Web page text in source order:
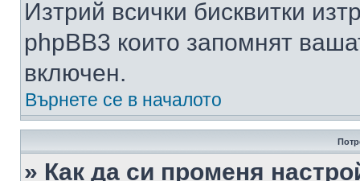
Изтрий всички бисквитки
phpBB3 които запомнят
включен.
Върнете се в началото
» Как да си променя